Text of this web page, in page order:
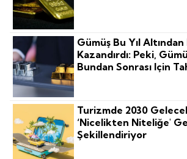
Gümüş Bu Yıl
Kazandırdı: Peki,
Bundan Sonrası Için
Turizmde 2030
‘nicelikten Niteliğe'
Şekillendiriyor